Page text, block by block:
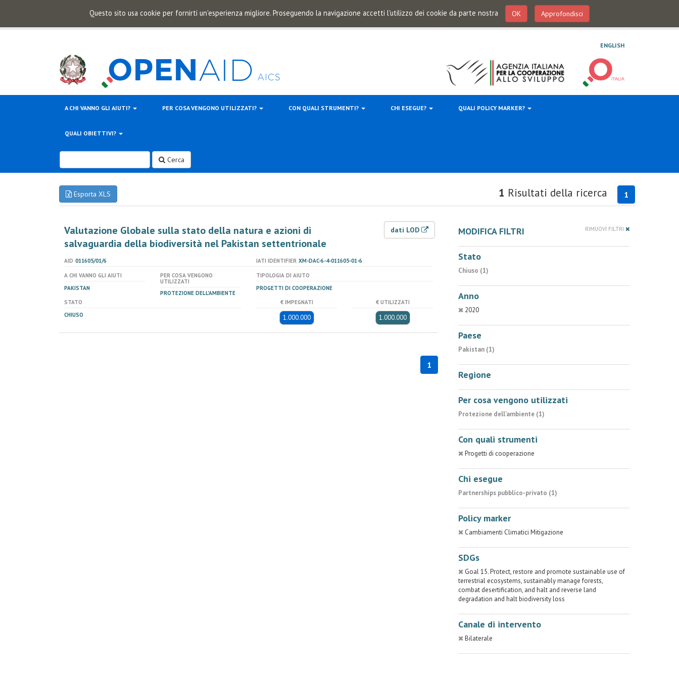
Questo sito usa cookie per fornirti un'esperienza migliore. Proseguendo la navigazione accetti l'utilizzo dei cookie da parte nostra OK Approfondisci
ENGLISH
A CHI VANNO GLI AIUTI? PER COSA VENGONO UTILIZZATI? CON QUALI STRUMENTI? CHI ESEGUE? QUALI POLICY MARKER?
QUALI OBIETTIVI?
Cerca
Esporta XLS 1
1 Risultati della ricerca
Valutazione Globale sulla stato della natura e azioni di
salvaguardia della biodiversità nel Pakistan settentrionale
dati LOD
AID 011605/01/6 IATI IDENTIFIER XM-DAC-6-4-011605-01-6
A CHI VANNO GLI AIUTI
PAKISTAN
PER COSA VENGONO
UTILIZZATI
PROTEZIONE DELL'AMBIENTE
TIPOLOGIA DI AIUTO
PROGETTI DI COOPERAZIONE
STATO
CHIUSO
€ IMPEGNATI
1.000.000
€ UTILIZZATI
1.000.000
1
MODIFICA FILTRI RIMUOVI FILTRI
Stato
Chiuso (1)
Anno
2020
Paese
Pakistan (1)
Regione
Per cosa vengono utilizzati
Protezione dell'ambiente (1)
Con quali strumenti
Progetti di cooperazione
Chi esegue
Partnerships pubblico-privato (1)
Policy marker
Cambiamenti Climatici Mitigazione
SDGs
Goal 15. Protect, restore and promote sustainable use of
terrestrial ecosystems, sustainably manage forests,
combat desertification, and halt and reverse land
degradation and halt biodiversity loss
Canale di intervento
Bilaterale